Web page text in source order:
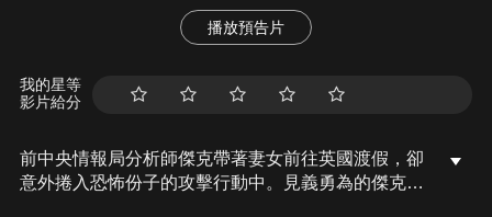
播放預告片
我的星等
影片給分
前中央情報局分析師傑克帶著妻女前往英國渡假，卻
意外捲入恐怖份子的攻擊行動中。見義勇為的傑克解